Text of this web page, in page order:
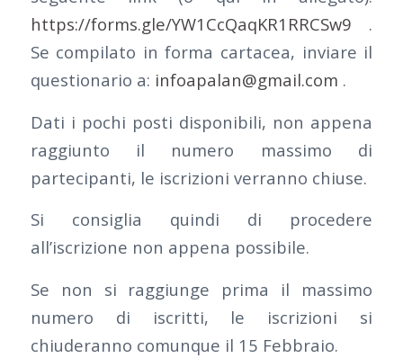
https://forms.gle/YW1CcQaqKR1RRCSw9 .
Se compilato in forma cartacea, inviare il
questionario a: infoapalan@gmail.com .
Dati i pochi posti disponibili, non appena
raggiunto il numero massimo di
partecipanti, le iscrizioni verranno chiuse.
Si consiglia quindi di procedere
all’iscrizione non appena possibile.
Se non si raggiunge prima il massimo
numero di iscritti, le iscrizioni si
chiuderanno comunque il 15 Febbraio.